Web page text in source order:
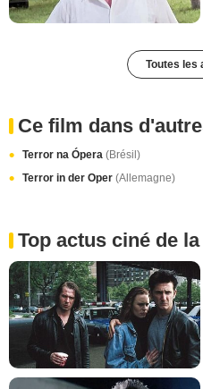
Toutes les
Ce film dans
Terror na Ópera (Brésil)
Terror in der Oper (Allemagne)
Top actus ciné de